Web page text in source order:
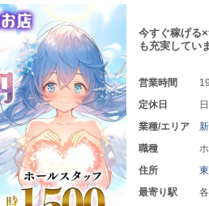
今すぐ稼げる
も充実してい
営業時間
定休日
業種/エリア
職種
住所
最寄り駅